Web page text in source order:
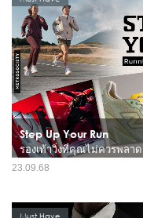
Step Up Your Run
รองเท้าวิ่งที่คุณไม่ควรพลาด
ในโลกที่เต็มไปด้วยรองเท้าวิ่งมา
23.09.68
Must Have